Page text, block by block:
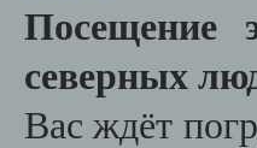
Посещение
северных
Вас ждёт